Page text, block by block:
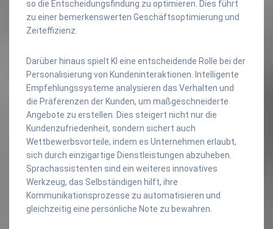
so die Entscheidungsfindung zu optimieren. Dies führt
zu einer bemerkenswerten Geschäftsoptimierung und
Zeiteffizienz.
Darüber hinaus spielt KI eine entscheidende Rolle bei der
Personalisierung von Kundeninteraktionen. Intelligente
Empfehlungssysteme analysieren das Verhalten und
die Präferenzen der Kunden, um maßgeschneiderte
Angebote zu erstellen. Dies steigert nicht nur die
Kundenzufriedenheit, sondern sichert auch
Wettbewerbsvorteile, indem es Unternehmen erlaubt,
sich durch einzigartige Dienstleistungen abzuheben.
Sprachassistenten sind ein weiteres innovatives
Werkzeug, das Selbständigen hilft, ihre
Kommunikationsprozesse zu automatisieren und
gleichzeitig eine persönliche Note zu bewahren.